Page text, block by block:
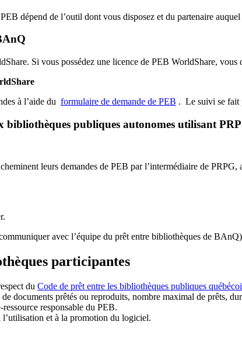
dépend de l’outil dont vous disposez et du partenaire
Si vous possédez une licence de PEB WorldShare, vous
à l’aide du formulaire de demande de PEB . Le suivi se fait
bibliothèques publiques autonomes utilisant
leurs demandes de PEB par l’intermédiaire de
avec l’équipe du prêt entre bibliothèques de BAnQ)
participantes
du Code de prêt entre les bibliothèques publiques
de documents prêtés ou reproduits, nombre maximal de prêts,
responsable du PEB.
l’utilisation et à la promotion du logiciel.